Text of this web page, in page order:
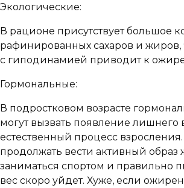
Экологические:
В рационе присутствует большое
рафинированных сахаров и жиров,
с гиподинамией приводит к
Гормональные:
В подростковом возрасте
могут вызвать появление лишнего
естественный процесс
продолжать вести активный образ
заниматься спортом и правильно
вес скоро уйдет. Хуже, если